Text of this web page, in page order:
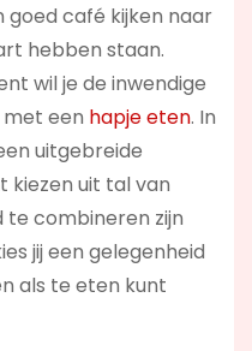
goed café kijken naar
hebben staan.
wil je de inwendige
een hapje eten. In
uitgebreide
kiezen uit tal van
combineren zijn
jij een gelegenheid
als te eten kunt